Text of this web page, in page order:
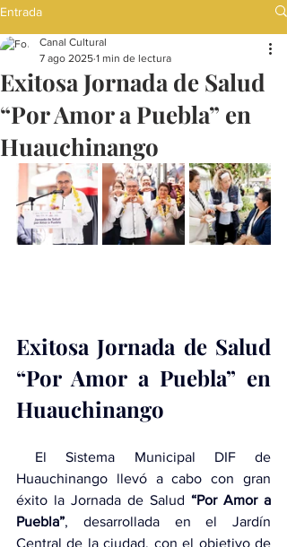
Entrada
Exitosa Jornada de Salud
“Por Amor a Puebla” en
Huauchinango
Canal Cultural
7 ago 2025 1 min de lectura
Exitosa Jornada de Salud
“Por Amor a Puebla” en
Huauchinango
Huauchinango llevó a cabo con gran
éxito la Jornada de Salud “Por Amor a
Puebla”, desarrollada en el Jardín
Central de la ciudad, con el objetivo de